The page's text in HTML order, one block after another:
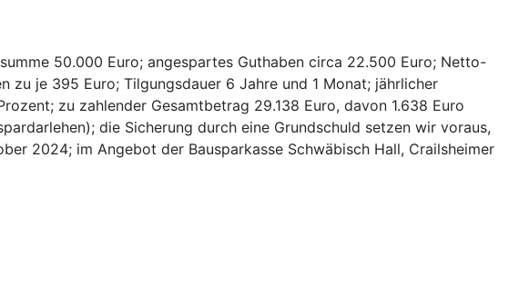
50.000 Euro; angespartes Guthaben circa 22.500 Euro; Netto-
zu je 395 Euro; Tilgungsdauer 6 Jahre und 1 Monat; jährlicher
zu zahlender Gesamtbetrag 29.138 Euro, davon 1.638 Euro
die Sicherung durch eine Grundschuld setzen wir voraus,
2024; im Angebot der Bausparkasse Schwäbisch Hall, Crailsheimer